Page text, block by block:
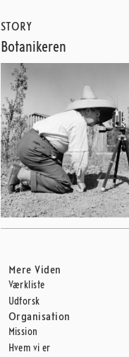
STORY
Botanikeren
Mere Viden
Værkliste
Udforsk
Organisation
Mission
Hvem vi er